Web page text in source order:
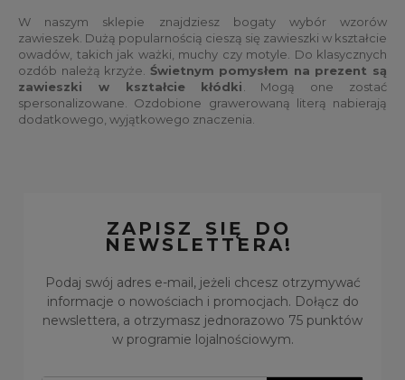
W naszym sklepie znajdziesz bogaty wybór wzorów
zawieszek. Dużą popularnością cieszą się zawieszki w kształcie
owadów, takich jak ważki, muchy czy motyle. Do klasycznych
ozdób należą krzyże. Świetnym pomysłem na prezent są
zawieszki w kształcie kłódki . Mogą one zostać
spersonalizowane. Ozdobione grawerowaną literą nabierają
dodatkowego, wyjątkowego znaczenia.
ZAPISZ SIĘ DO
NEWSLETTERA!
Podaj swój adres e-mail, jeżeli chcesz otrzymywać
informacje o nowościach i promocjach. Dołącz do
newslettera, a otrzymasz jednorazowo 75 punktów
w programie lojalnościowym.